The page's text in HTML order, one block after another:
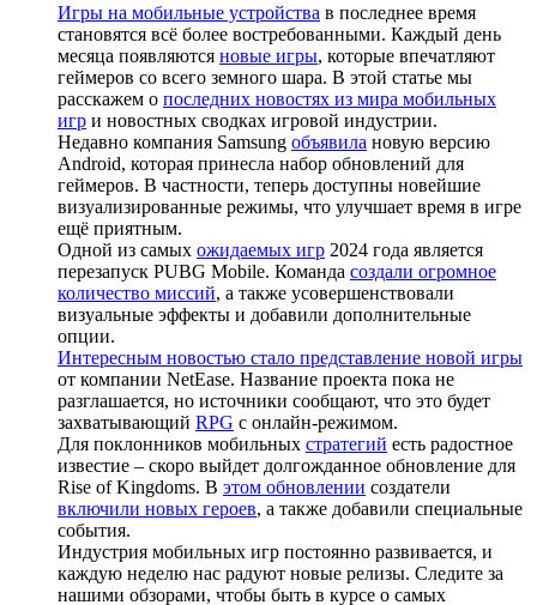
Игры на мобильные устройства в последнее время
становятся всё более востребованными. Каждый день
месяца появляются новые игры, которые впечатляют
геймеров со всего земного шара. В этой статье мы
расскажем о последних новостях из мира мобильных
игр и новостных сводках игровой индустрии.
Недавно компания Samsung объявила новую версию
Android, которая принесла набор обновлений для
геймеров. В частности, теперь доступны новейшие
визуализированные режимы, что улучшает время в игре
ещё приятным.
Одной из самых ожидаемых игр 2024 года является
перезапуск PUBG Mobile. Команда создали огромное
количество миссий, а также усовершенствовали
визуальные эффекты и добавили дополнительные
опции.
Интересным новостью стало представление новой игры
от компании NetEase. Название проекта пока не
разглашается, но источники сообщают, что это будет
захватывающий RPG с онлайн-режимом.
Для поклонников мобильных стратегий есть радостное
известие – скоро выйдет долгожданное обновление для
Rise of Kingdoms. В этом обновлении создатели
включили новых героев, а также добавили специальные
события.
Индустрия мобильных игр постоянно развивается, и
каждую неделю нас радуют новые релизы. Следите за
нашими обзорами, чтобы быть в курсе о самых